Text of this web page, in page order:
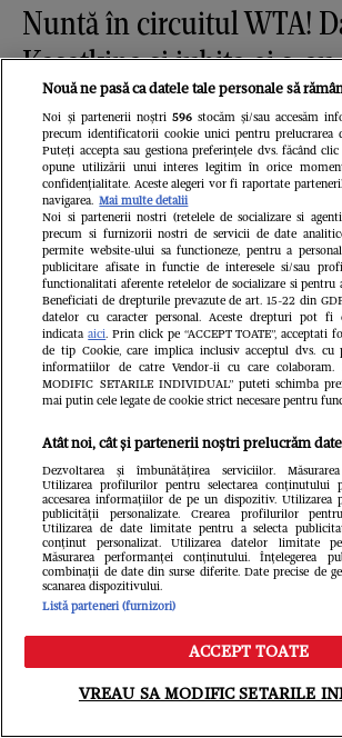
Nuntă în circuitul WTA!
Kasatkina și iubita ei s-
Grecia, dar petrecerea nu
lipsită de controverse
Redactia.ro
Doliu în lumea filmului!
Brenda Fricker, „doamna
porumbeii”, din Singur
Libertatea.ro
ANM anunță caniculă,
Meniu Caută
Nouă ne pasă ca datele tale personale să
Noi și partenerii noștri 596stocăm și/sau accesăm
precum identificatorii cookie unici pentru prelucrarea
Puteți accepta sau gestiona preferințele dvs. făcând
opune utilizării unui interes legitim în orice
confidențialitate. Aceste alegeri vor fi raportate
navigarea. Mai multe detalii
Noi si partenerii nostri (retelele de socializare si
precum si furnizorii nostri de servicii de date
permite website-ului sa functioneze, pentru a
publicitare afisate in functie de interesele si/sau
functionalitati aferente retelelor de socializare si pentru
Beneficiati de drepturile prevazute de art. 15-22 din
datelor cu caracter personal. Aceste drepturi pot fi
indicataaici. Prin click pe “ACCEPT TOATE”, acceptati
de tip Cookie, care implica inclusiv acceptul dvs. cu
informatiilor de catre Vendor-ii cu care
MODIFIC SETARILE INDIVIDUAL” puteti schimba
mai putin cele legate de cookie strict necesare pentru
Atât noi, cât și partenerii noștri prelucrăm
Dezvoltarea și îmbunătățirea serviciilor.
Utilizarea profilurilor pentru selectarea conținutului
accesarea informațiilor de pe un dispozitiv. Utilizarea
publicității personalizate. Crearea profilurilor
Utilizarea de date limitate pentru a selecta
conținut personalizat. Utilizarea datelor limitate
Măsurarea performanței conținutului. Înțelegerea
combinații de date din surse diferite. Date precise de
scanarea dispozitivului.
Listă parteneri (furnizori)
ACCEPT TOATE
VREAU SA MODIFIC SETARILE